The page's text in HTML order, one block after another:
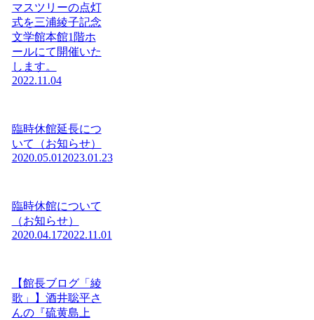
マスツリーの点灯
式を三浦綾子記念
文学館本館1階ホ
ールにて開催いた
します。
2022.11.04
臨時休館延長につ
いて（お知らせ）
2020.05.01 2023.01.23
臨時休館について
（お知らせ）
2020.04.172022.11.01
【館長ブログ「綾
歌」】酒井聡平さ
んの『硫黄島上